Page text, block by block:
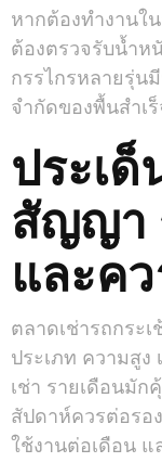
หากต้องทำงานใ
ต้องตรวจรับน้ำห
กรรไกรหลายรุ่น
จำกัดของพื้นสำเ
ประเด็
สัญญา
และค
ตลาดเช่ารถกระ
ประเภท ความสูง
เช่า รายเดือนมัก
สัปดาห์ควรต่อรอ
ใช้งานต่อเดือน แ